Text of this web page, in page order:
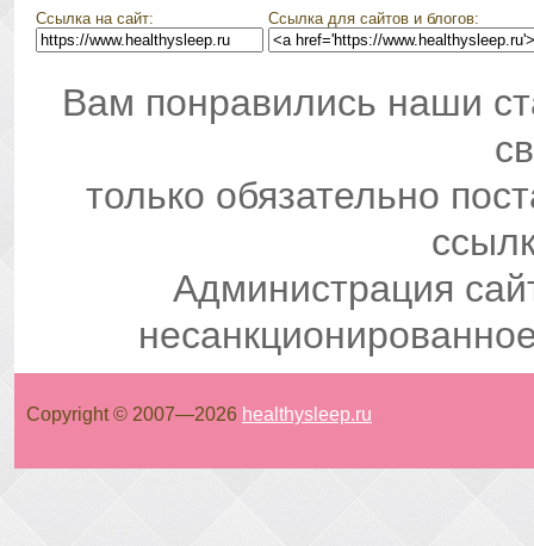
Ссылка на сайт: Ссылка для сайтов и блогов:
Вам понравились наши
только обязательно
Администрация
Copyright © 2007—2026 healthysleep.ru